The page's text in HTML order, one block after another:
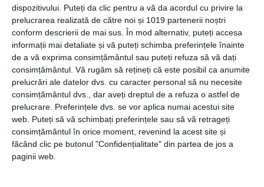
dispozitivului. Puteți da clic pentru a vă da acordul cu privire la
prelucrarea realizată de către noi și 1019 partenerii noștri
conform descrierii de mai sus. În mod alternativ, puteți accesa
informații mai detaliate și vă puteți schimba preferințele înainte
de a vă exprima consimțământul sau puteți refuza să vă dați
consimțământul. Vă rugăm să rețineți că este posibil ca anumite
prelucrări ale datelor dvs. cu caracter personal să nu necesite
consimțământul dvs., dar aveți dreptul de a refuza o astfel de
prelucrare. Preferințele dvs. se vor aplica numai acestui site
web. Puteți să vă schimbați preferințele sau să vă retrageți
consimțământul în orice moment, revenind la acest site și
făcând clic pe butonul "Confidențialitate" din partea de jos a
paginii web.
la noi cumperi calitate și eleganță și ținem enorm la
clientele noastre. Chiar putem afirma că ele sunt cele mai
bine îmbrăcate doamne și domnișoare.
Cu noi vei face alegerea bună – astfel incat toate
colegele și prietenele tale te vor întreba de unde îți
cumperi hainele!
Scapă de grija cumpărăturilor și
bucură-te de o nuntă de vis!